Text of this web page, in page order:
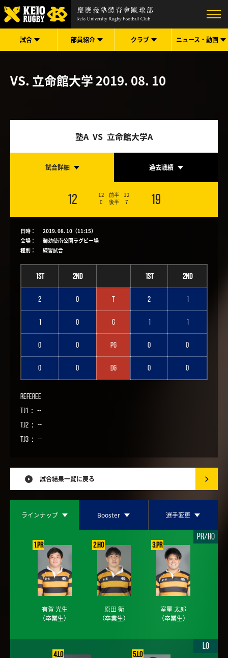
試合 部員紹介 クラブ ニュース・ 動画
VS. 立命館大学2019. 08. 10
塾A VS 立命館大学A
試合詳細 過去戦績
12 12 前半
12
0
後半 7 19
日時：
2019. 08. 10（11:15）
会場：
御勅使南公園ラグビー場
種別：
練習試合
1st 2nd 1st 2nd
2 0 T 2 1
1 0 G 1 1
0 0 PG 0 0
0 0 DG 0 0
Referee
TJ1： --
TJ2： --
TJ3： --
試合結果一覧に戻る
ラインナップ Booster 選手変更
1.PR
有賀 光生
（卒業生）
2.HO
原田 衛
（卒業生）
3.PR
室星 太郎
（卒業生）
PR/HO
4.LO 5.LO
LO